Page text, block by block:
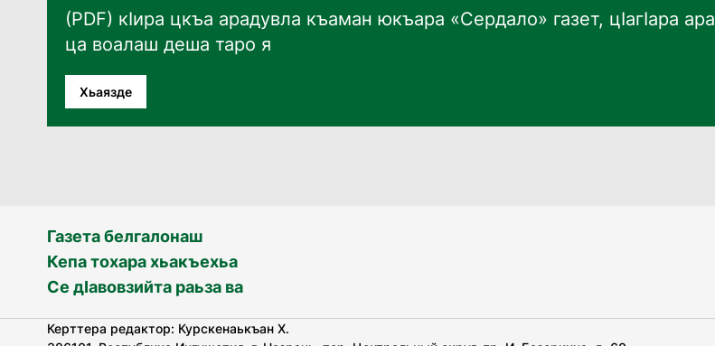
(PDF) кӀира цкъа арадувла къаман юкъара «Сердало» газет, цӀагӀара ара
ца воалаш деша таро я
Хьаязде
Газета белгалонаш
Кепа тохара хьакъехьа
Се дӀавовзийта раьза ва
Керттера редактор: Курскенаькъан Х.